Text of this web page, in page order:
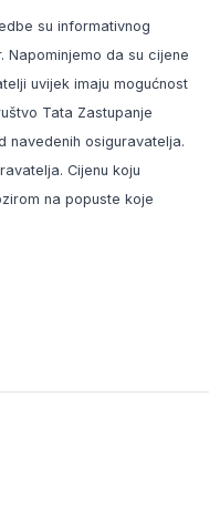
su informativnog
Napominjemo da su cijene
uvijek imaju mogućnost
Tata Zastupanje
navedenih osiguravatelja.
Cijenu koju
na popuste koje